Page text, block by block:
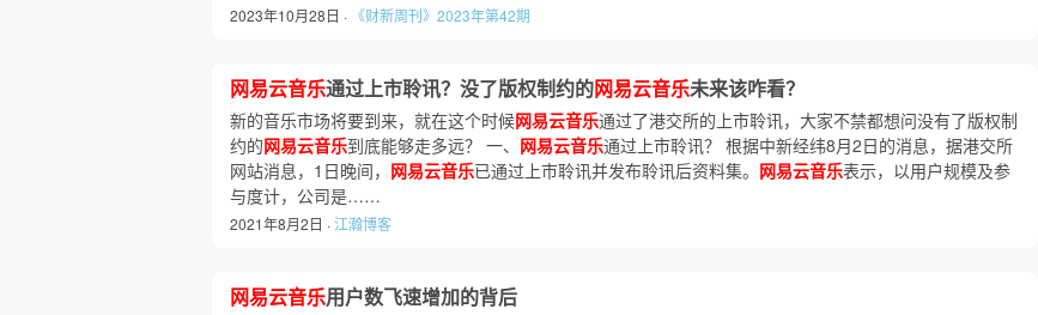
2023年10月28日 · 《财新周刊》2023年第42期
网易云音乐通过上市聆讯？没了版权制约的网易云音乐未来该咋看？
新的音乐市场将要到来，就在这个时候网易云音乐通过了港交所的上市聆讯，大家不禁都想问没有了版权制
约的网易云音乐到底能够走多远？ 一、 网易云音乐通过上市聆讯？ 根据中新经纬8月2日的消息，据港交所
网站消息，1日晚间， 网易云音乐已通过上市聆讯并发布聆讯后资料集。 网易云音乐表示，以用户规模及参
与度计，公司是……
2021年8月2日 ·江瀚博客
网易云音乐用户数飞速增加的背后